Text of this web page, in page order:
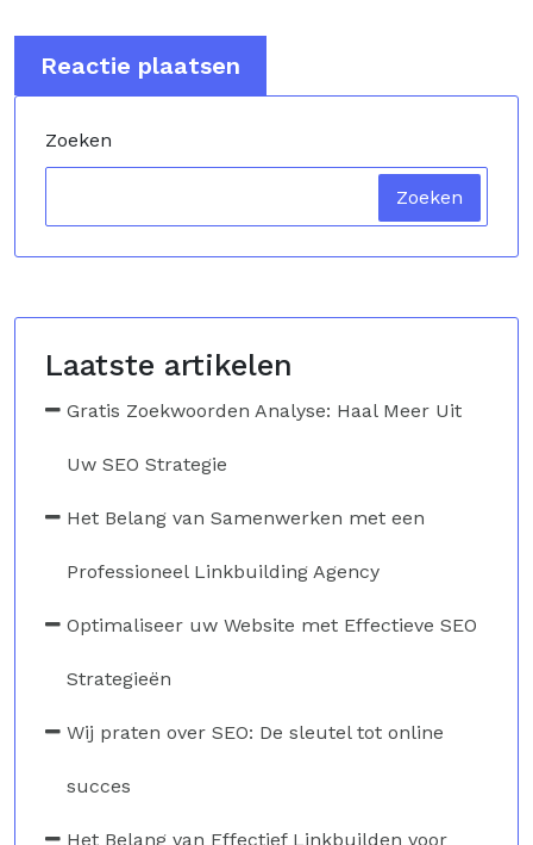
Zoeken
Zoeken
Laatste artikelen
Gratis Zoekwoorden Analyse: Haal Meer Uit
Uw SEO Strategie
Het Belang van Samenwerken met een
Professioneel Linkbuilding Agency
Optimaliseer uw Website met Effectieve SEO
Strategieën
Wij praten over SEO: De sleutel tot online
succes
Het Belang van Effectief Linkbuilden voor